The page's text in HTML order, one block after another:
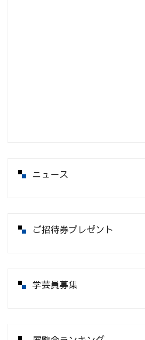
ニュース
ご招待券プレゼント
学芸員募集